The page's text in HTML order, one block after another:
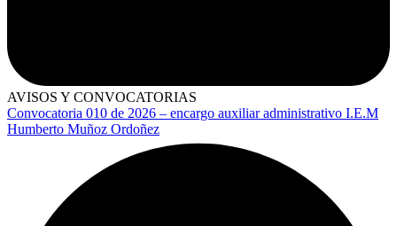
AVISOS Y CONVOCATORIAS
Convocatoria 010 de 2026 – encargo auxiliar administrativo I.E.M
Humberto Muñoz Ordoñez